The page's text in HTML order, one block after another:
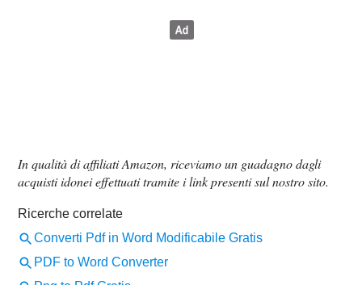
In qualità di affiliati Amazon, riceviamo un guadagno dagli
acquisti idonei effettuati tramite i link presenti sul nostro sito.